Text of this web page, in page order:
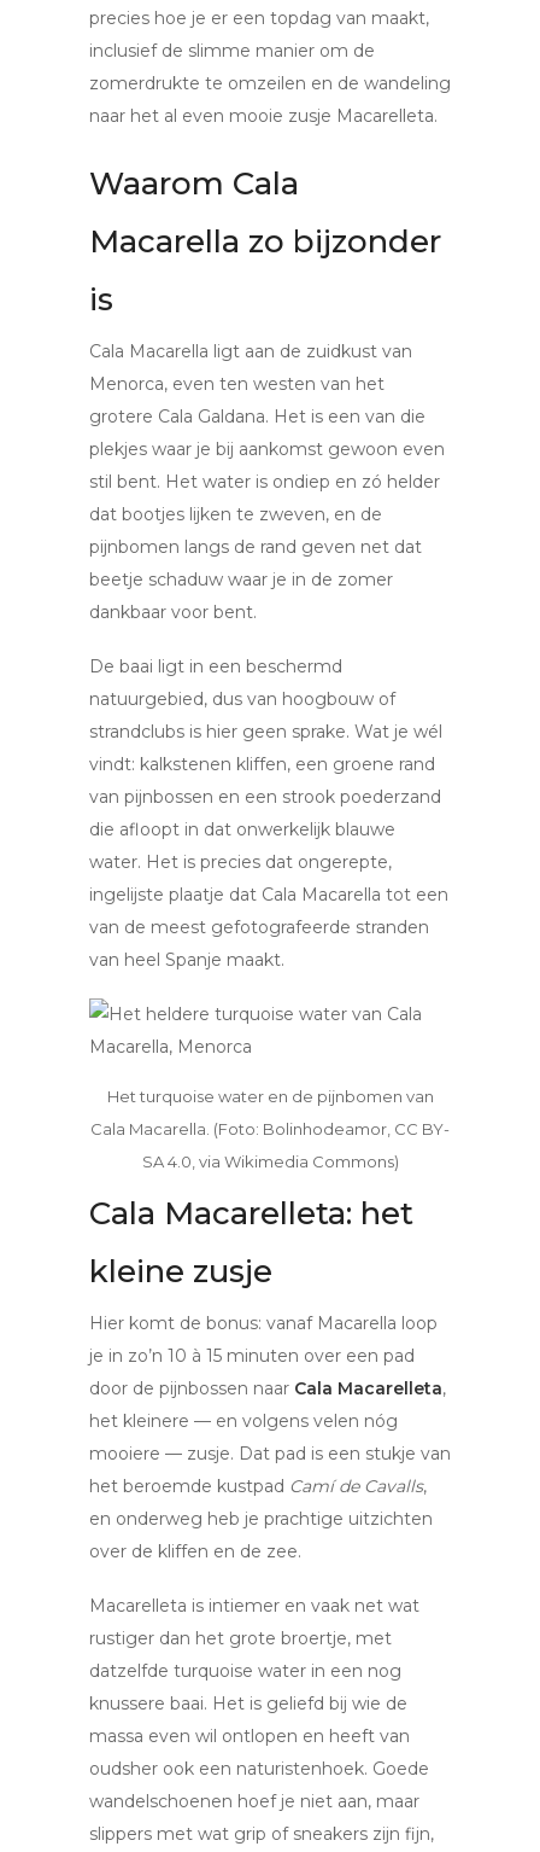
precies hoe je er een topdag van maakt,
inclusief de slimme manier om de
zomerdrukte te omzeilen en de wandeling
naar het al even mooie zusje Macarelleta.
Waarom Cala
Macarella zo bijzonder
is
Cala Macarella ligt aan de zuidkust van
Menorca, even ten westen van het
grotere Cala Galdana. Het is een van die
plekjes waar je bij aankomst gewoon even
stil bent. Het water is ondiep en zó helder
dat bootjes lijken te zweven, en de
pijnbomen langs de rand geven net dat
beetje schaduw waar je in de zomer
dankbaar voor bent.
De baai ligt in een beschermd
natuurgebied, dus van hoogbouw of
strandclubs is hier geen sprake. Wat je wél
vindt: kalkstenen kliffen, een groene rand
van pijnbossen en een strook poederzand
die afloopt in dat onwerkelijk blauwe
water. Het is precies dat ongerepte,
ingelijste plaatje dat Cala Macarella tot een
van de meest gefotografeerde stranden
van heel Spanje maakt.
Het turquoise water en de pijnbomen van
Cala Macarella. (Foto: Bolinhodeamor, CC BY-
SA 4.0, via Wikimedia Commons)
Cala Macarelleta: het
kleine zusje
Hier komt de bonus: vanaf Macarella loop
je in zo’n 10 à 15 minuten over een pad
door de pijnbossen naar Cala Macarelleta,
het kleinere — en volgens velen nóg
mooiere — zusje. Dat pad is een stukje van
het beroemde kustpad Camí de Cavalls,
en onderweg heb je prachtige uitzichten
over de kliffen en de zee.
Macarelleta is intiemer en vaak net wat
rustiger dan het grote broertje, met
datzelfde turquoise water in een nog
knussere baai. Het is geliefd bij wie de
massa even wil ontlopen en heeft van
oudsher ook een naturistenhoek. Goede
wandelschoenen hoef je niet aan, maar
slippers met wat grip of sneakers zijn fijn,